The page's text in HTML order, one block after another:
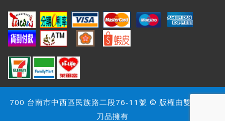
700 台南市中西區民族路二段76-11號 © 版權由雙雄名家
刀品擁有